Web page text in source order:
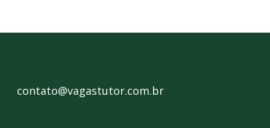
contato@vagastutor.com.br